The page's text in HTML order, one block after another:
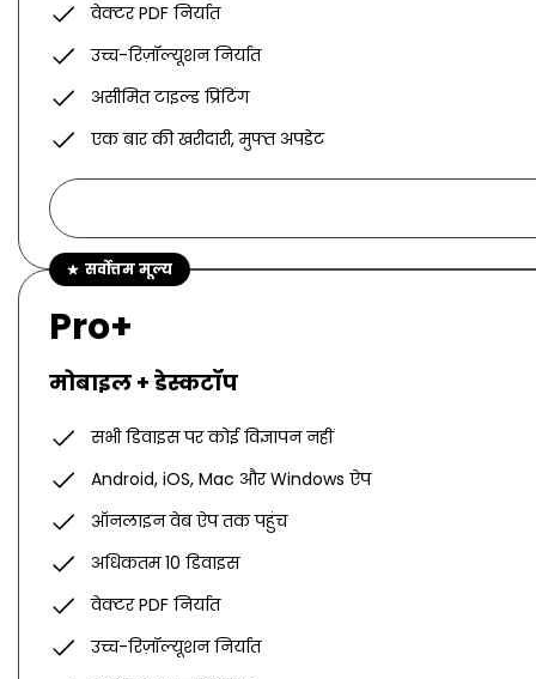
वेक्टर PDF निर्यात
उच्च-रिज़ॉल्यूशन निर्यात
असीमित टाइल्ड प्रिंटिंग
एक बार की खरीदारी, मुफ्त अपडेट
सर्वोत्तम मूल्य
Pro+
मोबाइल + डेस्कटॉप
सभी डिवाइस पर कोई विज्ञापन नहीं
Android, iOS, Mac और Windows ऐप
ऑनलाइन वेब ऐप तक पहुंच
अधिकतम 10 डिवाइस
वेक्टर PDF निर्यात
उच्च-रिज़ॉल्यूशन निर्यात